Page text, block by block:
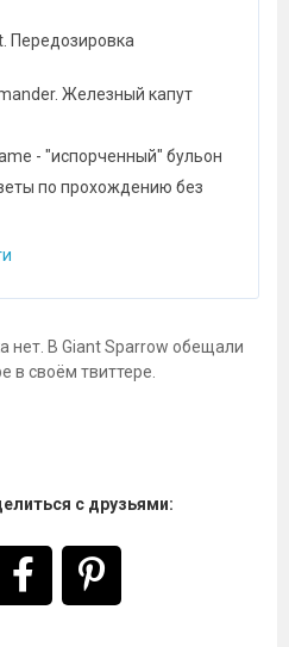
Передозировка
Железный капут
- "испорченный" бульон
по прохождению без
нет. В Giant Sparrow обещали
в своём твиттере.
с друзьями: